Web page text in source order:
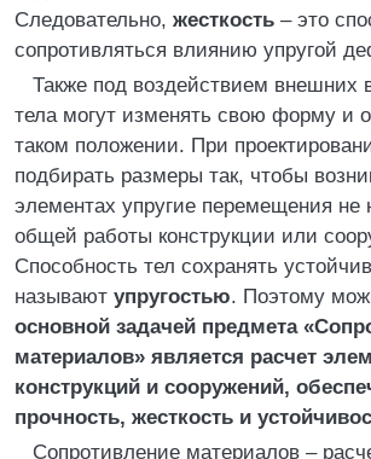
Следовательно, жесткость – это
сопротивляться влиянию упругой
Также под воздействием внешних
тела могут изменять свою форму и
таком положении. При
подбирать размеры так, чтобы
элементах упругие перемещения не
общей работы конструкции или
Способность тел сохранять
называют упругостью. Поэтому
основной задачей предмета
материалов» является расчет
конструкций и сооружений,
прочность, жесткость и
Сопротивление материалов –